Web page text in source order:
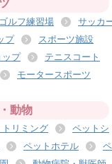
ゴルフ練習場
サッカ
プ
スポーツ施設
ップ
テニスコート
モータースポーツ
動物
リミング
ペットシ
ペットホテル
ペ